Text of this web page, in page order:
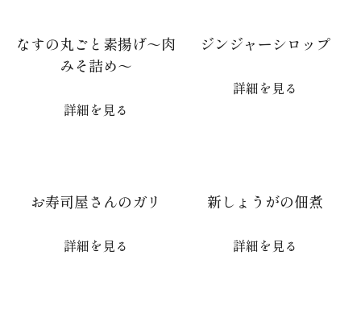
なすの丸ごと素揚げ～肉
みそ詰め～
詳細を見る
ジンジャーシロップ
詳細を見る
お寿司屋さんのガリ
詳細を見る
新しょうがの佃煮
詳細を見る